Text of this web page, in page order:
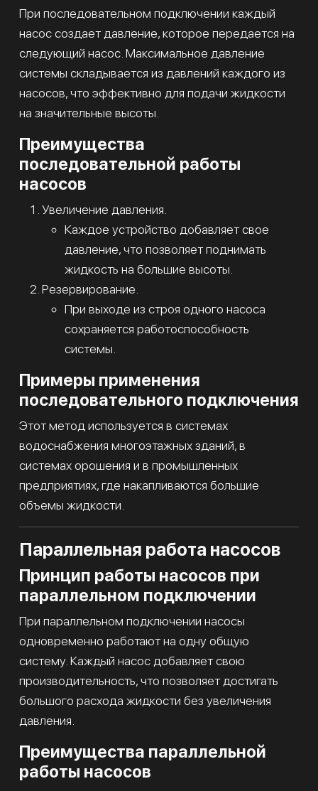
При последовательном подключении каждый
насос создает давление, которое передается на
следующий насос. Максимальное давление
системы складывается из давлений каждого из
насосов, что эффективно для подачи жидкости
на значительные высоты.
Преимущества
последовательной работы
насосов
Увеличение давления.
Каждое устройство добавляет свое
давление, что позволяет поднимать
жидкость на большие высоты.
Резервирование.
При выходе из строя одного насоса
сохраняется работоспособность
системы.
Примеры применения
последовательного подключения
Этот метод используется в системах
водоснабжения многоэтажных зданий, в
системах орошения и в промышленных
предприятиях, где накапливаются большие
объемы жидкости.
Параллельная работа насосов
Принцип работы насосов при
параллельном подключении
При параллельном подключении насосы
одновременно работают на одну общую
систему. Каждый насос добавляет свою
производительность, что позволяет достигать
большого расхода жидкости без увеличения
давления.
Преимущества параллельной
работы насосов